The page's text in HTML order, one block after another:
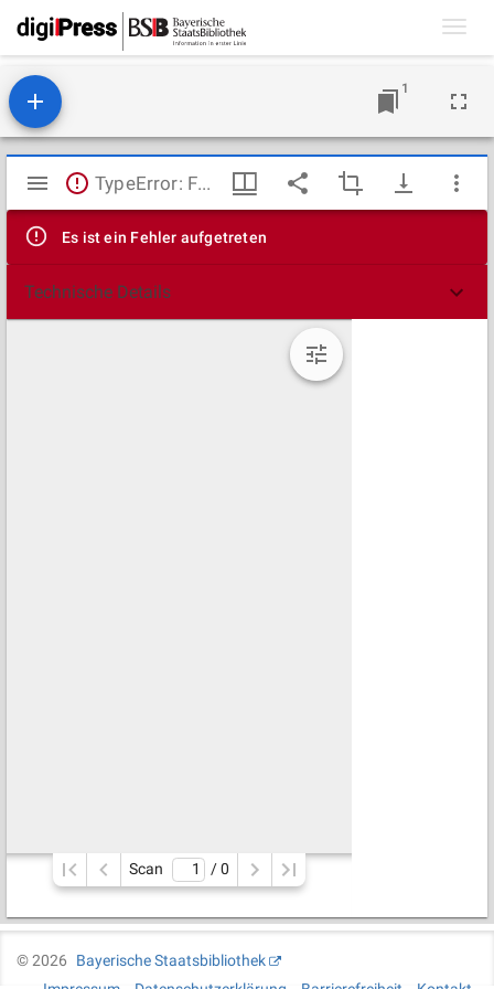
1
Mirador
Viewer
TypeError: Failed to fetch
Es ist ein Fehler aufgetreten
Technische Details
Scan / 0
©2026
Bayerische Staatsbibliothek